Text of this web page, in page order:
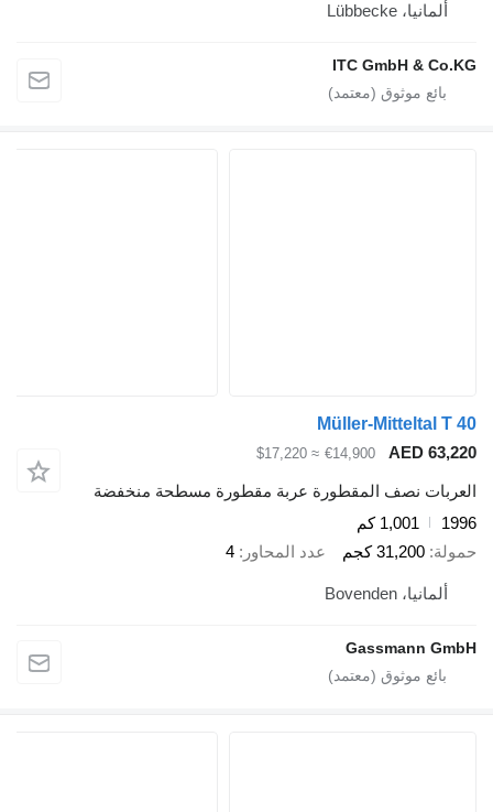
ألمانيا، Lübbecke
ITC GmbH & Co.KG
Müller-Mitteltal T 40
AED 63,220
€14,900
≈ $17,220
العربات نصف المقطورة عربة مقطورة مسطحة منخفضة
1996
1,001 كم
حمولة 31,200 كجم عدد المحاور 4
ألمانيا، Bovenden
Gassmann GmbH